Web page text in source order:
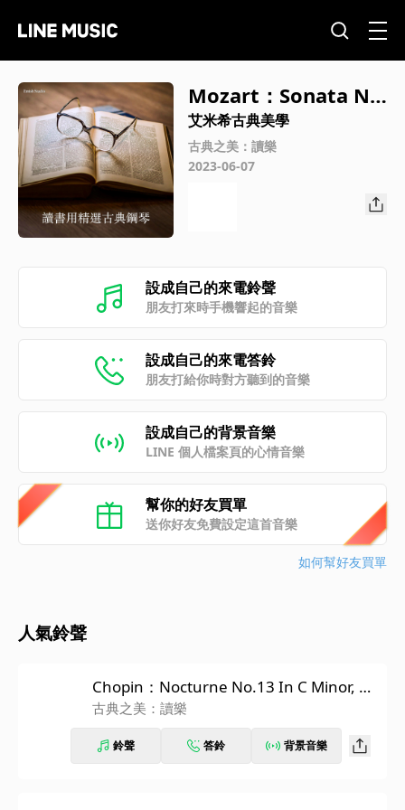
Mozart：Sonata N
o. 11 in A major, K.
331 - II. Menuetto
艾米希古典美學
古典之美：讀樂
2023-06-07
設成自己的來電鈴聲
朋友打來時手機響起的音樂
設成自己的來電答鈴
朋友打給你時對方聽到的音樂
設成自己的背景音樂
LINE 個人檔案頁的心情音樂
幫你的好友買單
送你好友免費設定這首音樂
如何幫好友買單
人氣鈴聲
Chopin：Nocturne No.13 In C Minor, O
p.48 No.1
古典之美：讀樂
鈴聲 答鈴 背景音樂